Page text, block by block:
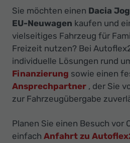
Sie möchten einen Dacia
EU-Neuwagen kaufen und
vielseitiges Fahrzeug für
Freizeit nutzen? Bei
individuelle Lösungen rund
Finanzierung sowie einen
Ansprechpartner , der Sie
zur Fahrzeugübergabe
Planen Sie einen Besuch vor
einfach Anfahrt zu